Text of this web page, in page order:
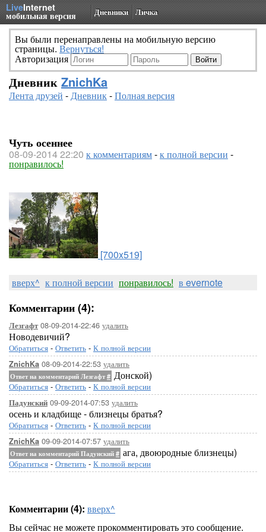
LiveInternet
мобильная версия Дневники Личка
Вы были перенаправлены на мобильную версию
страницы. Вернуться!
Авторизация
Дневник ZnichKa
Лента друзей -Дневник-Полная версия
Чуть осеннее
08-09-2014 22:20 к комментариям-к полной версии -
понравилось!
[700x519]
вверх^ к полной версии понравилось! в evernote
Комментарии (4):
Лезгафт08-09-2014-22:46 удалить
Новодевичий?
Обратиться - Ответить - К полной версии
ZnichKa 08-09-2014-22:53 удалить
Ответ на комментарий Лезгафт# Донской)
Обратиться - Ответить - К полной версии
Падунский 09-09-2014-07:53 удалить
осень и кладбище - близнецы братья?
Обратиться - Ответить - К полной версии
ZnichKa 09-09-2014-07:57 удалить
Ответ на комментарий Падунский # ага, двоюродные близнецы)
Обратиться - Ответить - К полной версии
Комментарии (4): вверх^
Вы сейчас не можете прокомментировать это сообщение.